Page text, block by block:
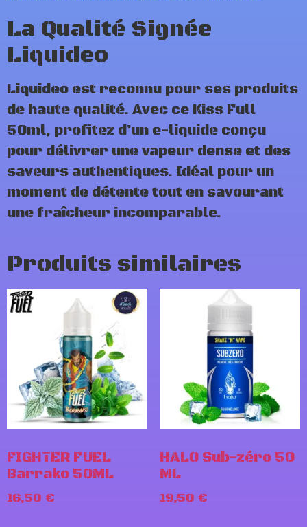
La Qualité Signée
Liquideo
Liquideo est reconnu pour ses produits
de haute qualité. Avec ce Kiss Full
50ml, profitez d’un e-liquide conçu
pour délivrer une vapeur dense et des
saveurs authentiques. Idéal pour un
moment de détente tout en savourant
une fraîcheur incomparable.
Produits similaires
FIGHTER FUEL
Barrako 50ML
16,50 €
HALO Sub-zéro 50
ML
19,50 €